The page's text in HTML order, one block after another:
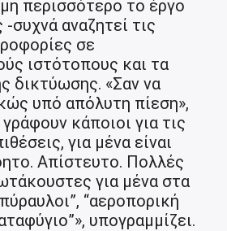
περισσότερο το έργο
συχνά αναζητεί τις
σε
ιστότοπους και τα
δικτύωσης. «Σαν να
υπό απόλυτη πίεση»,
κάποιοι για τις
για μένα είναι
Απίστευτο. Πολλές
για μένα στα
“αεροπορική
υπογραμμίζει.